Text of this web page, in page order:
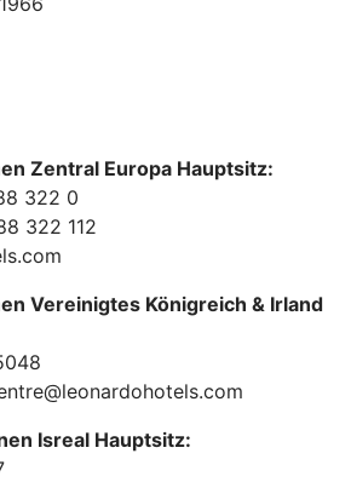
Zentral Europa Hauptsitz:
322 0
322 112
Vereinigtes Königreich & Irland
Isreal Hauptsitz: